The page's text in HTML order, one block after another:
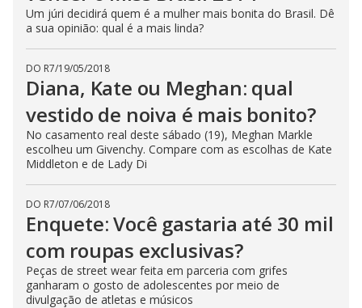
Um júri decidirá quem é a mulher mais bonita do Brasil. Dê
a sua opinião: qual é a mais linda?
DO R7/19/05/2018
Diana, Kate ou Meghan: qual
vestido de noiva é mais bonito?
No casamento real deste sábado (19), Meghan Markle
escolheu um Givenchy. Compare com as escolhas de Kate
Middleton e de Lady Di
DO R7/07/06/2018
Enquete: Você gastaria até 30 mil
com roupas exclusivas?
Peças de street wear feita em parceria com grifes
ganharam o gosto de adolescentes por meio de
divulgação de atletas e músicos